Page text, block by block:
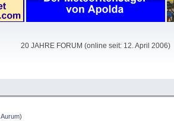
20 JAHRE FORUM (online seit: 12. April 2006)
Aurum)